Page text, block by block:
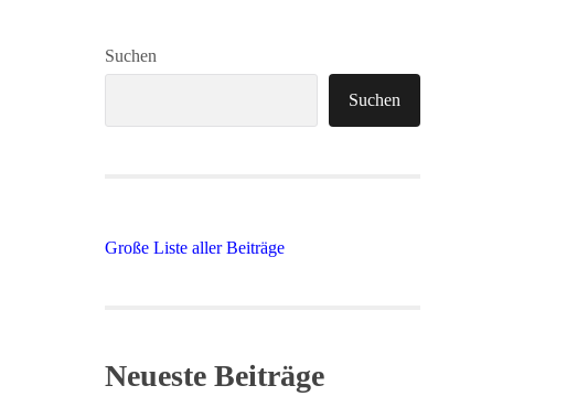
Suchen
Suchen
Große Liste aller Beiträge
Neueste Beiträge